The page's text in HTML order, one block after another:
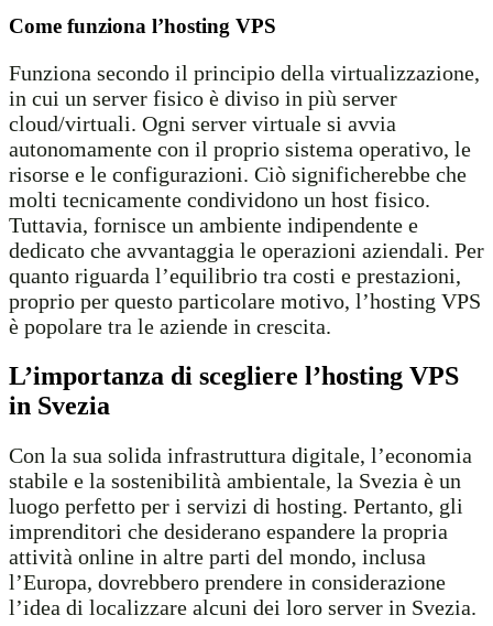
Come funziona l’hosting VPS
Funziona secondo il principio della virtualizzazione,
in cui un server fisico è diviso in più server
cloud/virtuali. Ogni server virtuale si avvia
autonomamente con il proprio sistema operativo, le
risorse e le configurazioni. Ciò significherebbe che
molti tecnicamente condividono un host fisico.
Tuttavia, fornisce un ambiente indipendente e
dedicato che avvantaggia le operazioni aziendali. Per
quanto riguarda l’equilibrio tra costi e prestazioni,
proprio per questo particolare motivo, l’hosting VPS
è popolare tra le aziende in crescita.
L’importanza di scegliere l’hosting VPS
in Svezia
Con la sua solida infrastruttura digitale, l’economia
stabile e la sostenibilità ambientale, la Svezia è un
luogo perfetto per i servizi di hosting. Pertanto, gli
imprenditori che desiderano espandere la propria
attività online in altre parti del mondo, inclusa
l’Europa, dovrebbero prendere in considerazione
l’idea di localizzare alcuni dei loro server in Svezia.